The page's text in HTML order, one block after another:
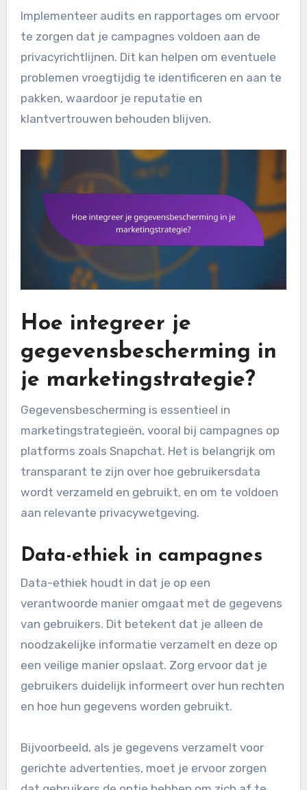
Implementeer audits en rapportages om ervoor
te zorgen dat je campagnes voldoen aan de
privacyrichtlijnen. Dit kan helpen om eventuele
problemen vroegtijdig te identificeren en aan te
pakken, waardoor je reputatie en
klantvertrouwen behouden blijven.
Hoe integreer je
gegevensbescherming in
je marketingstrategie?
Gegevensbescherming is essentieel in
marketingstrategieën, vooral bij campagnes op
platforms zoals Snapchat. Het is belangrijk om
transparant te zijn over hoe gebruikersdata
wordt verzameld en gebruikt, en om te voldoen
aan relevante privacywetgeving.
Data-ethiek in campagnes
Data-ethiek houdt in dat je op een
verantwoorde manier omgaat met de gegevens
van gebruikers. Dit betekent dat je alleen de
noodzakelijke informatie verzamelt en deze op
een veilige manier opslaat. Zorg ervoor dat je
gebruikers duidelijk informeert over hun rechten
en hoe hun gegevens worden gebruikt.
Bijvoorbeeld, als je gegevens verzamelt voor
gerichte advertenties, moet je ervoor zorgen